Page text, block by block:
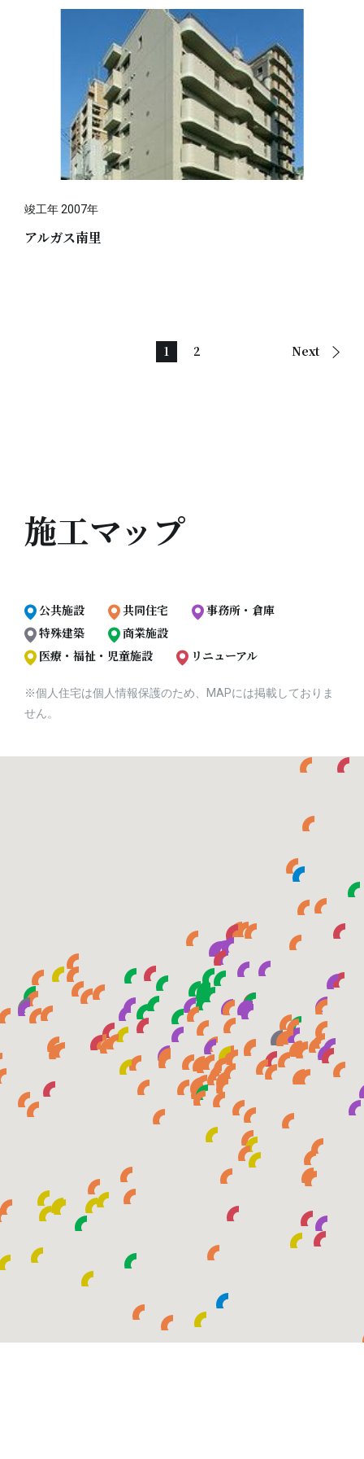
竣工年 2007年
アルガス南里
1 2 Next
施工マップ
公共施設 共同住宅
事務所・倉庫
特殊建築
商業施設
医療・福祉・児童施設
リニューアル
※個人住宅は個人情報保護のため、MAPには掲載しておりま
せん。